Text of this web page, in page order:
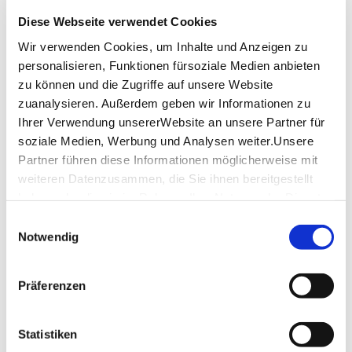
Diese Webseite verwendet Cookies
Wir verwenden Cookies, um Inhalte und Anzeigen zu
personalisieren, Funktionen fürsoziale Medien anbieten
zu können und die Zugriffe auf unsere Website
zuanalysieren. Außerdem geben wir Informationen zu
Ihrer Verwendung unsererWebsite an unsere Partner für
soziale Medien, Werbung und Analysen weiter.Unsere
Partner führen diese Informationen möglicherweise mit
weiteren Datenzusammen, die Sie ihnen bereitgestellt
Impressum
Notwendig
Präferenzen
Statistiken
Getränke sind nicht inkludiert.
Sprache: deutsch
Ende der Tour: Schlossplatz
Wir bitten um Verständnis, dass
Allergien/Lebensmittelunverträglichkeiten nicht
berücksichtigt werden können.
Gerne können Sie auch eine vegetarische Alternative des
Menüs buchen. Bitte geben Sie dies bei der Buchung
(unter Hinweisen) an.
Bitte beachten Sie: Ein Gutschein muss vorab in ein Ticket
für die Tour umgewandelt werden!
Mit einer Buchungsbestätigung erhalten Sie 10 % Rabatt
auf Souvenir- und Geschenkartikel im Haus des Tourismus.
anderen Rabattaktionen.